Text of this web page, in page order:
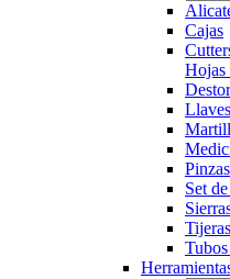
Cajas
Hojas
Llaves
Pinzas
Set
Tijeras